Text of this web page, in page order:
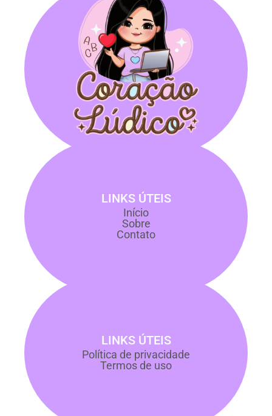
LINKS ÚTEIS
Início
Sobre
Contato
LINKS ÚTEIS
Política de privacidade
Termos de uso